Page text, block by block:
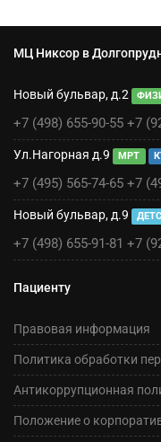
МЦ Никсор в
Новый бульвар, д.2
+7 (498) 655-90-55 +7
Ул.Нагорная д.9 МРТ
+7 (495) 565-74-65 +7
Новый бульвар, д.9
+7 (498) 655-91-81 +7
Пациенту
Правовая информация
Политика обработки
Антикоррупционная
Положение о